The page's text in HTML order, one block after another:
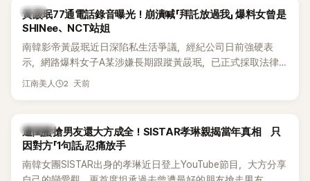
韓星
黃晸珉77通電話錄音曝光！崩潰喊「拜託放過我」 爆料女曾是
SHINee、NCT站姐
南韓影帝黃晸珉近日深陷私生活爭議，經紀公司日前強硬表
示，網路爆料女子A某涉嫌長期跟蹤黃晸珉，已正式採取法律
行動。不過，A並未停止發聲，持續透過社群平台公開爆料，反
的錄音內容，而A也首度承認自己過去曾是SHINee、NCT等偶
像團體的「站姐」，事件持續延燒。
江南美人 2 天前
K-POP
遭閨蜜搶男友還大方成全！SISTAR孝琳親揭當年真相 只
因對方「1句話」忍痛放手
南韓女團SISTAR出身的孝琳近日登上YouTube節目，大方分享